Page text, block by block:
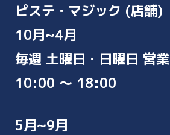
ピステ・マジック (店舗)
10月~4月
毎週 土曜日・日曜日 営業
10:00 ～ 18:00
5月~9月